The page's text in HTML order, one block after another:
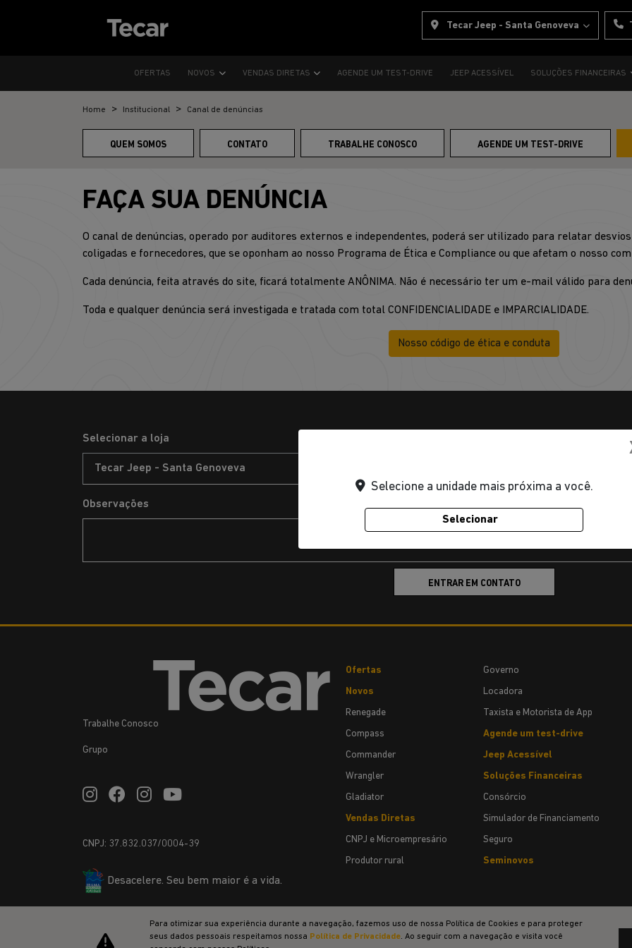
Tecar Jeep - Santa Genoveva
OFERTAS NOVOS VENDAS DIRETAS AGENDE UM TEST-DRIVE JEEP ACESSÍVEL SOLUÇÕES FINANCEIRAS
Home Institucional Canal de denúncias
QUEM SOMOS CONTATO TRABALHE CONOSCO AGENDE UM TEST-DRIVE
FAÇA SUA DENÚNCIA
O canal de denúncias, operado por auditores externos e independentes, poderá ser utilizado para relatar
coligadas e fornecedores, que se oponham ao nosso Programa de Ética e Compliance ou que afetam o nosso
Cada denúncia, feita através do site, ficará totalmente ANÔNIMA. Não é necessário ter um e-mail válido para
Toda e qualquer denúncia será investigada e tratada com total CONFIDENCIALIDADE e IMPARCIALIDADE.
Nosso código de ética e conduta
Selecionar a loja
Observações
ENTRAR EM CONTATO
Trabalhe Conosco
Grupo
CNPJ: 37.832.037/0004-39
Desacelere. Seu bem maior é a vida.
Ofertas
Novos
Renegade
Compass
Commander
Wrangler
Gladiator
Vendas Diretas
CNPJ e Microempresário
Produtor rural
Governo
Locadora
Taxista e Motorista de App
Agende um test-drive
Jeep Acessível
Soluções Financeiras
Consórcio
Simulador de Financiamento
Seguro
Seminovos
Selecione a unidade mais próxima a você.
Selecionar
Para otimizar sua experiência durante a navegação, fazemos uso de nossa Política de Cookies e para proteger
seus dados pessoais respeitamos nossa Política de Privacidade. Ao seguir com a navegação e visita você